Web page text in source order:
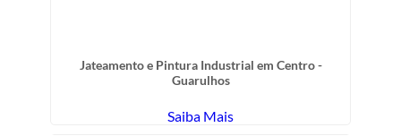
Jateamento e Pintura Industrial em Centro -
Guarulhos
Saiba Mais